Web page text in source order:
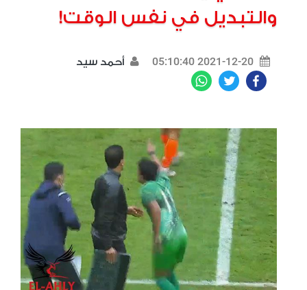
والتبديل في نفس الوقت!
2021-12-20 05:10:40 أحمد سيد
Facebook
Twitter